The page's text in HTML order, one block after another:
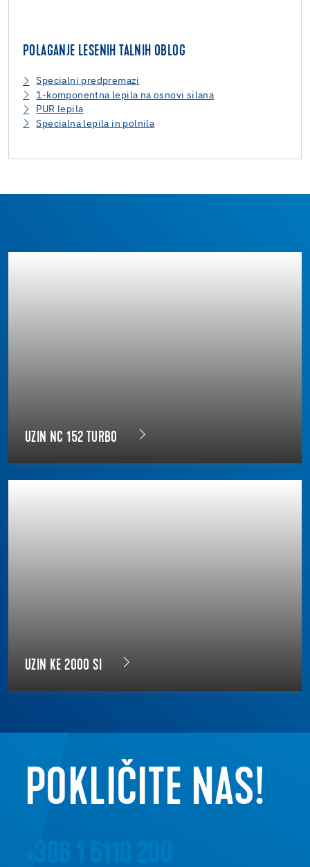
POLAGANJE LESENIH TALNIH OBLOG
Specialni predpremazi
1-komponentna lepila na osnovi silana
PUR lepila
Specialna lepila in polnila
UZIN NC 152 TURBO
UZIN KE 2000 SI
POKLIČITE NAS!